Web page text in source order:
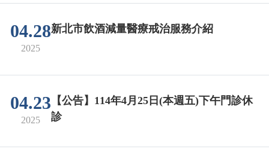
04.28
2025
新北市飲酒減量醫療戒治服務介紹
04.23
2025
【公告】114年4月25日(本週五)下午門診休
診